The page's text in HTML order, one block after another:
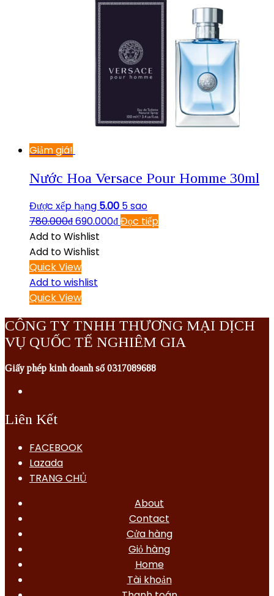
Giảm giá!
Nước Hoa Versace Pour Homme 30ml
Được xếp hạng 5.00 5 sao
780.000₫690.000₫Đọc tiếp
Add to Wishlist
Add to Wishlist
Quick View
Add to wishlist
Quick View
CÔNG TY TNHH THƯƠNG MẠI DỊCH
VỤ QUỐC TẾ NGHIÊM GIA
Giấy phép kinh doanh số 0317089688
Liên Kết
FACEBOOK
Lazada
TRANG CHỦ
About
Contact
Cửa hàng
Giỏ hàng
Home
Tài khoản